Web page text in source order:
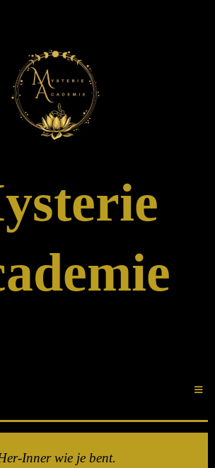
Inner wie je bent.